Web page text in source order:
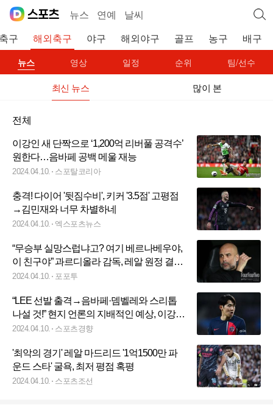
뉴스 연예 날씨
구 해외축구 야구 해외야구 골프 농구 배구
뉴스 영상 일정 순위 팀/선수
최신 뉴스 많이 본
전체
이강인 새 단짝으로 ‘1,200억 리버풀 공격수’
원한다…음바페 공백 메울 재능
2024.04.10. 스포탈코리아
충격! 다이어 '뒷짐수비', 키커 '3.5점' 고평점
→김민재와 너무 차별하네
2024.04.10. 엑스포츠뉴스
“무승부 실망스럽냐고? 여기 베르나베우야,
이 친구야” 과르디올라 감독, 레알 원정 결과
에 만족
2024.04.10. 포포투
“LEE 선발 출격→음바페·뎀벨레와 스리톱
나설 것!” 현지 언론의 지배적인 예상, 이강인
선발 유력!
2024.04.10. 스포츠경향
'최악의 경기' 레알 마드리드 '1억1500만 파
운드 스타' 굴욕, 최저 평점 혹평
2024.04.10. 스포츠조선